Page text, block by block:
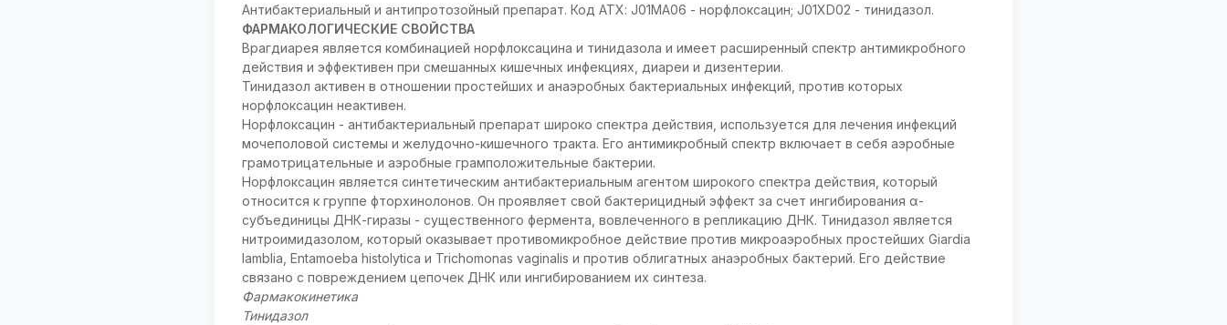
Антибактериальный и антипротозойный препарат. Код АТХ: J01MA06 - норфлоксацин; J01XD02 - тинидазол.
ФАРМАКОЛОГИЧЕСКИЕ СВОЙСТВА
Врагдиарея является комбинацией норфлоксацина и тинидазола и имеет расширенный спектр антимикробного
действия и эффективен при смешанных кишечных инфекциях, диареи и дизентерии.
Тинидазол активен в отношении простейших и анаэробных бактериальных инфекций, против которых
норфлоксацин неактивен.
Норфлоксацин - антибактериальный препарат широко спектра действия, используется для лечения инфекций
мочеполовой системы и желудочно-кишечного тракта. Его антимикробный спектр включает в себя аэробные
грамотрицательные и аэробные грамположительные бактерии.
Норфлоксацин является синтетическим антибактериальным агентом широкого спектра действия, который
относится к группе фторхинолонов. Он проявляет свой бактерицидный эффект за счет ингибирования α-
субъединицы ДНК-гиразы - существенного фермента, вовлеченного в репликацию ДНК. Тинидазол является
нитроимидазолом, который оказывает противомикробное действие против микроаэробных простейших Giardia
lamblia, Entamoeba histolytica и Trichomonas vaginalis и против облигатных анаэробных бактерий. Его действие
связано с повреждением цепочек ДНК или ингибированием их синтеза.
Фармакокинетика
Тинидазол